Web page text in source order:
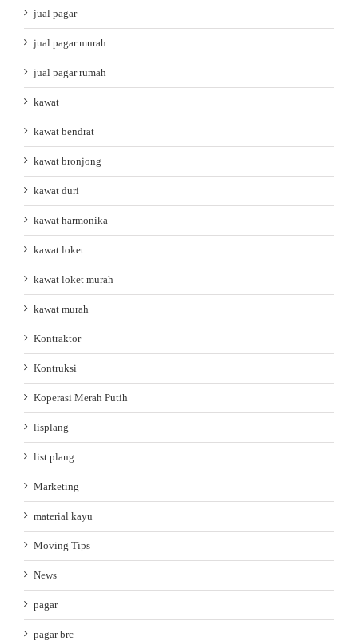
jual pagar
jual pagar murah
jual pagar rumah
kawat
kawat bendrat
kawat bronjong
kawat duri
kawat harmonika
kawat loket
kawat loket murah
kawat murah
Kontraktor
Kontruksi
Koperasi Merah Putih
lisplang
list plang
Marketing
material kayu
Moving Tips
News
pagar
pagar brc